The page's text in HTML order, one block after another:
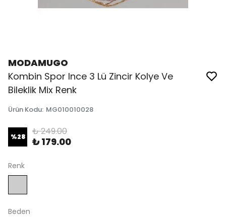
MODAMUGO
Kombin Spor Ince 3 Lü Zincir Kolye Ve
Bileklik Mix Renk
Ürün Kodu: MG010010028
%28 ₺ 249.00
₺ 179.00
Renk
Beden